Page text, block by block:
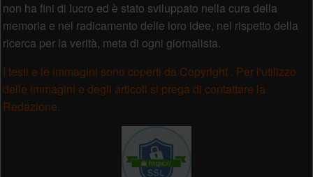
non ha fini di lucro ed è stato sviluppato nella cura della
memoria e nel radicamento delle loro idee, nel rispetto della
ricerca per la verità, meta di ogni giornalista.
I testi e le immagini sono coperti da Copyright . Per l'utilizzo
delle immagini e degli articoli si prega di contattare la
Redazione.